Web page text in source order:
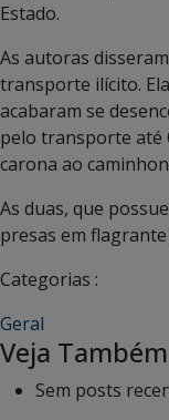
Estado.
As autoras
transporte ilícito.
acabaram se
pelo transporte até
carona ao
As duas, que
presas em
Categorias :
Geral
Veja Também
Sem posts